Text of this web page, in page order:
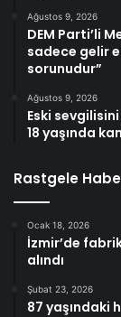
Ağustos 9, 2026
DEM Parti’li
sadece gelir
sorunudur”
Ağustos 9, 2026
Eski
18 yaşında
Rastgele
Ocak 18, 2026
İzmir’de
alındı
Şubat 23, 2026
87 yaşındaki